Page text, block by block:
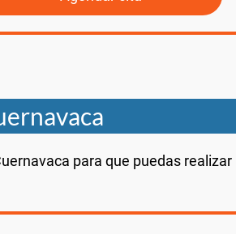
para que puedas realizar